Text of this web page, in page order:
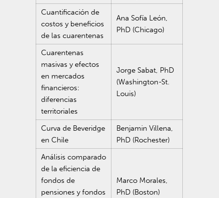
Cuantificación de
costos y beneficios
de las cuarentenas
Ana Sofía León,
PhD (Chicago)
Cuarentenas
masivas y efectos
en mercados
financieros:
diferencias
territoriales
Jorge Sabat, PhD
(Washington-St.
Louis)
Curva de Beveridge
en Chile
Benjamin Villena,
PhD (Rochester)
Análisis comparado
de la eficiencia de
fondos de
pensiones y fondos
Marco Morales,
PhD (Boston)